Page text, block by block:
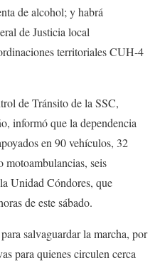
de alcohol; y habrá
de Justicia local
territoriales CUH-4
de Tránsito de la SSC,
informó que la dependencia
en 90 vehículos, 32
motoambulancias, seis
Unidad Cóndores, que
de este sábado.
salvaguardar la marcha, por
para quienes circulen cerca